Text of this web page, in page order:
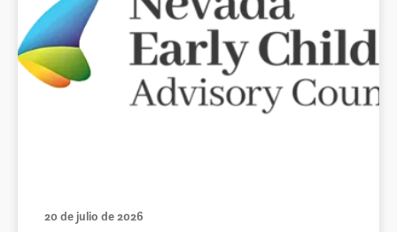
20 de julio de 2026